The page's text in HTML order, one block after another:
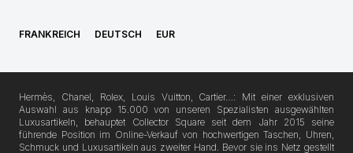
FRANKREICH DEUTSCH EUR
Hermès, Chanel, Rolex, Louis Vuitton, Cartier…: Mit einer exklusiven
Auswahl aus knapp 15.000 von unseren Spezialisten ausgewählten
Luxusartikeln, behauptet Collector Square seit dem Jahr 2015 seine
führende Position im Online-Verkauf von hochwertigen Taschen, Uhren,
Schmuck und Luxusartikeln aus zweiter Hand. Bevor sie ins Netz gestellt